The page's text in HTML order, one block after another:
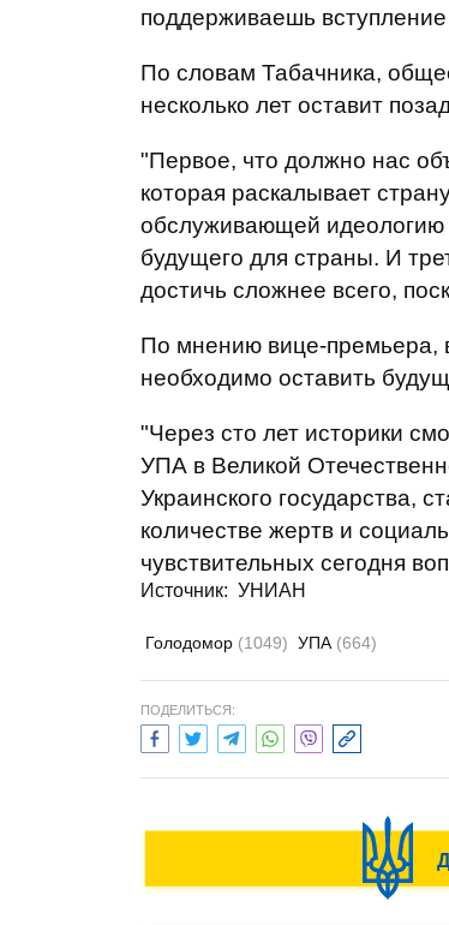
поддерживаешь
По словам Табачника,
несколько лет оставит
"Первое, что должно нас
которая раскалывает
обслуживающей идеологию
будущего для страны. И
достичь сложнее всего,
По мнению вице-премьера,
необходимо оставить
"Через сто лет историки
УПА в Великой
Украинского государства,
количестве жертв и
чувствительных сегодня
Источник: УНИАН
Голодомор (1049) УПА (664)
ПОДЕЛИТЬСЯ: